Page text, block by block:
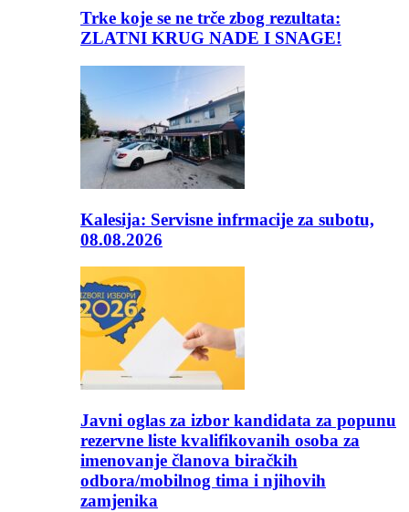
Trke koje se ne trče zbog rezultata:
ZLATNI KRUG NADE I SNAGE!
Kalesija: Servisne infrmacije za subotu,
08.08.2026
Javni oglas za izbor kandidata za popunu
rezervne liste kvalifikovanih osoba za
imenovanje članova biračkih
odbora/mobilnog tima i njihovih
zamjenika